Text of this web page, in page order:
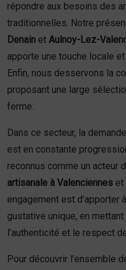
répondre aux besoins des
traditionnelles. Notre
Denain et Aulnoy-Lez-
apporte une touche locale
Enfin, nous desservons la
proposant une large
ferme.
Dans ce secteur, la
est en constante
reconnus comme un acteur
artisanale à Valenciennes et
engagement est d’apporter
gustative unique, en mettant
l’authenticité et le respect
Pour découvrir l’ensemble